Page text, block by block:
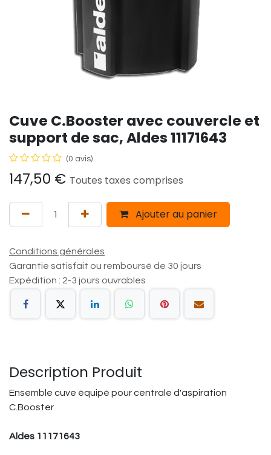
Cuve C.Booster avec couvercle et
support de sac, Aldes 11171643
(0 avis)
147,50 € Toutes taxes comprises
Ajouter au panier
Conditions générales
Garantie satisfait ou remboursé de 30 jours
Expédition : 2-3 jours ouvrables
Description Produit
Ensemble cuve équipé pour centrale d'aspiration
C.Booster
Aldes 11171643